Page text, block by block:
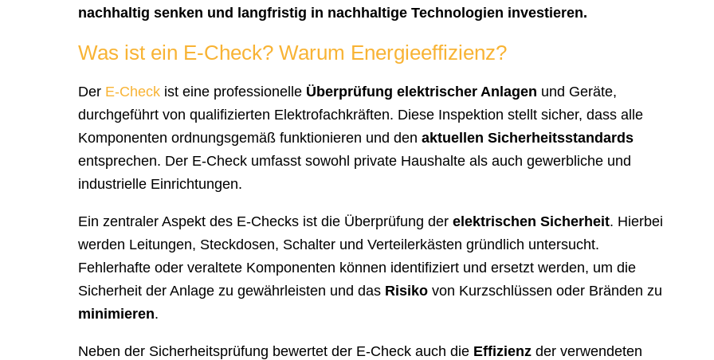
nachhaltig senken und langfristig in nachhaltige Technologien investieren.
Was ist ein E-Check? Warum Energieeffizienz?
Der E-Check ist eine professionelle Überprüfung elektrischer Anlagen und Geräte,
durchgeführt von qualifizierten Elektrofachkräften. Diese Inspektion stellt sicher, dass alle
Komponenten ordnungsgemäß funktionieren und den aktuellen Sicherheitsstandards
entsprechen. Der E-Check umfasst sowohl private Haushalte als auch gewerbliche und
industrielle Einrichtungen.
Ein zentraler Aspekt des E-Checks ist die Überprüfung der elektrischen Sicherheit. Hierbei
werden Leitungen, Steckdosen, Schalter und Verteilerkästen gründlich untersucht.
Fehlerhafte oder veraltete Komponenten können identifiziert und ersetzt werden, um die
Sicherheit der Anlage zu gewährleisten und das Risiko von Kurzschlüssen oder Bränden zu
minimieren.
Neben der Sicherheitsprüfung bewertet der E-Check auch die Effizienz der verwendeten